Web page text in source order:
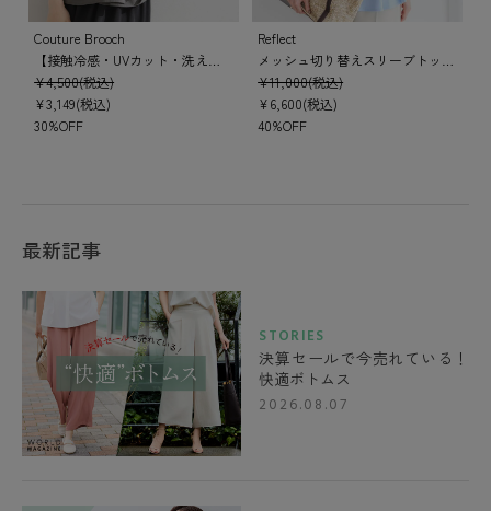
Couture Brooch
¥4,500(税込)
¥3,149(税込)
30%OFF
Reflect
¥11,000(税込)
¥6,600(税込)
40%OFF
最新記事
STORIES
決算セールで今売れている！
快適ボトムス
2026.08.07